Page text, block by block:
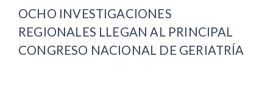
OCHO INVESTIGACIONES
REGIONALES LLEGAN AL PRINCIPAL
CONGRESO NACIONAL DE GERIATRÍA